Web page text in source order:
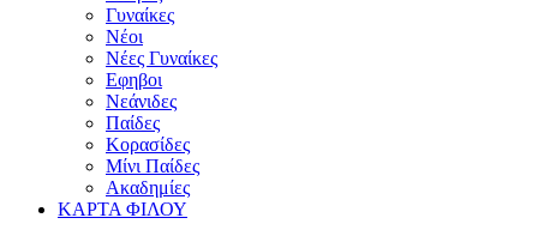
Γυναίκες
Νέοι
Νέες Γυναίκες
Εφηβοι
Νεάνιδες
Παίδες
Κορασίδες
Μίνι Παίδες
Ακαδημίες
ΚΑΡΤΑ ΦΙΛΟΥ